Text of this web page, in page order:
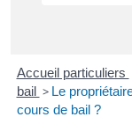
Accueil particuliers
bail > Le
cours de bail ?